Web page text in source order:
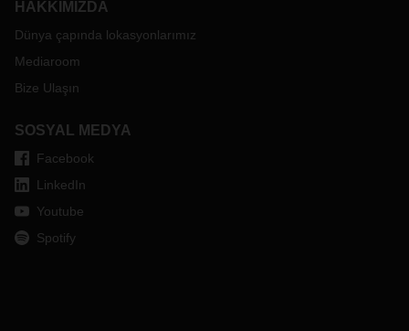
HAKKIMIZDA
Dünya çapında lokasyonlarımız
Mediaroom
Bize Ulaşın
SOSYAL MEDYA
Facebook
LinkedIn
Youtube
Spotify